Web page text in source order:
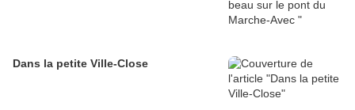
Dans la petite Ville-Close